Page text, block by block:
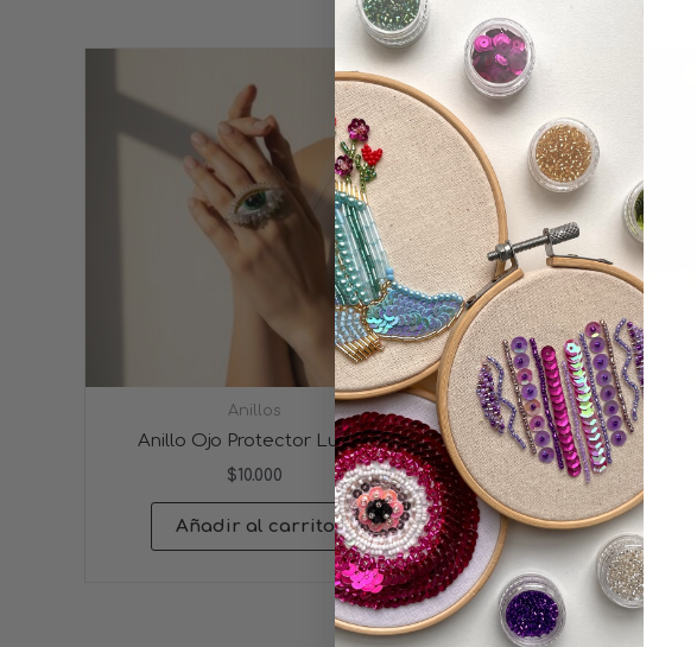
Anillos
Anillo Ojo Protector Luana
$10.000
Añadir al carrito
Amuletos
Aros Latido Floral
$25.000
Añadir al carrito